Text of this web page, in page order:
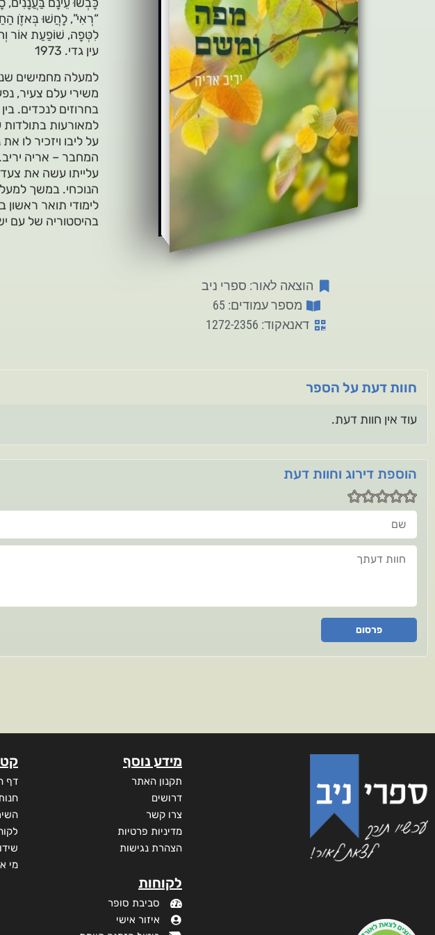
הוצאה לאור: ספרי ניב
מספר עמודים: 65
דאנאקוד: 1272-2356
“רְאִי”, לָחֲשׁוּ בְּאזֶֹן
לִטְּפָה, שׁוֹפַעַת אוֹר
עין גדי. 1973
למעלה מחמישים
משירי עלם צעיר,
בחרוזים לנכדים.
למאורעות בתולדות
על ליבו ויזכיר לו
עלייתו עשה את
הנוכחי. במשך
לימודי תואר ראשון
בהיסטוריה של עם
חוות דעת על הספר
עוד אין חוות דעת.
הוספת דירוג וחוות דעת
שם
חוות דעתך
פרסום
מידע נוסף
תקנון האתר
דרושים
צרו קשר
מדיניות פרטיות
הצהרת נגישות
לקוחות
סביבת סופר
איזור אישי
דף
מי